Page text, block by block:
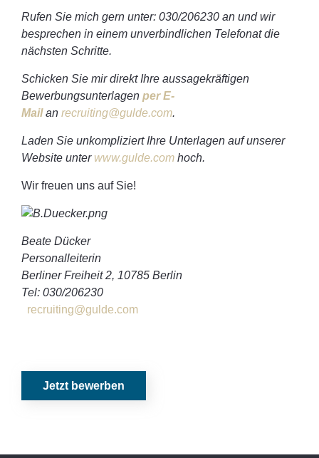
Rufen Sie mich gern unter: 030/206230 an und wir
besprechen in einem unverbindlichen Telefonat die
nächsten Schritte.
Schicken Sie mir direkt Ihre aussagekräftigen
Bewerbungsunterlagen per E-
Mailan recruiting@gulde.com.
Laden Sie unkompliziert Ihre Unterlagen auf unserer
Website unter www.gulde.com hoch.
Wir freuen uns auf Sie!
Beate Dücker
Personalleiterin
Berliner Freiheit 2, 10785 Berlin
Tel: 030/206230
recruiting@gulde.com
Jetzt bewerben